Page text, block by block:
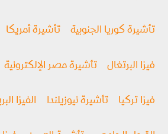
تأشيرة كوريا الجنوبية تأشيرة أمريكا
فيزا البرتغال تأشيرة مصر الإلكترونية
فيزا تركيا تأشيرة نيوزيلندا الفيزا